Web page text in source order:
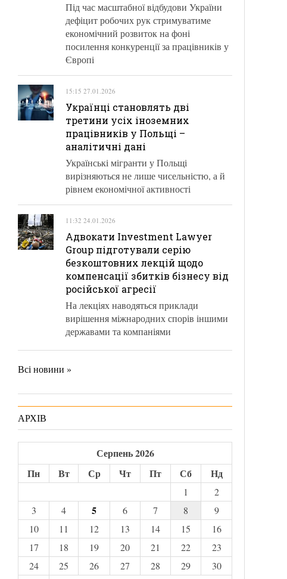
Під час масштабної відбудови України
дефіцит робочих рук стримуватиме
економічний розвиток на фоні
посилення конкуренції за працівників у
Європі
15:15 27.01.2026
Українці становлять дві
третини усіх іноземних
працівників у Польщі –
аналітичні дані
Українські мігранти у Польщі
вирізняються не лише чисельністю, а й
рівнем економічної активності
11:32 24.01.2026
Адвокати Investment Lawyer
Group підготували серію
безкоштовних лекцій щодо
компенсації збитків бізнесу від
російської агресії
На лекціях наводяться приклади
вирішення міжнародних спорів іншими
державами та компаніями
Всі новини »
АРХІВ
Серпень 2026
Пн
Вт Ср Чт Пт Сб Нд
1
2
3
4 5 6 7 8
9
10
11 12 13 14 15
16
17
18 19 20 21 22
23
24
25 26 27 28 29
30